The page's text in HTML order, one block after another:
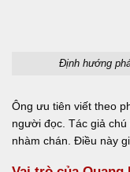
Định hướng
Ông ưu tiên viết theo
người đọc. Tác giả
nhàm chán. Điều này